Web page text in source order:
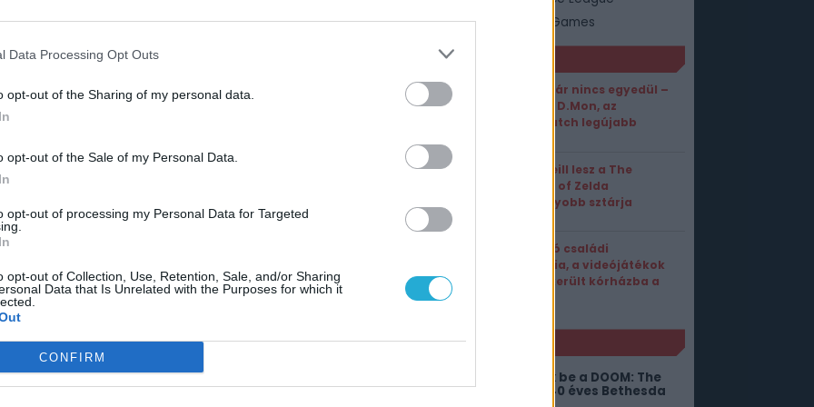
Data Processing Opt Outs
opt-out of the Sharing of my personal data.
opt-out of the Sale of my Personal Data.
opt-out of processing my Personal Data for Targeted
opt-out of Collection, Use, Retention, Sale, and/or Sharing
Data that Is Unrelated with the Purposes for which it
CONFIRM
borsosnak tűnhet, de mivel egy szabadon
hőst és gonosztevőt, valamint rengeteg
teljesen reális ez az összeg. Ti azonnal
egy nagyobb leárazásra?
hogy a PC Guru tartalmairól véletlenül
Batman játékkal az egyik nagy
Deluxe-kiadása, hogy elő is
TT Games
Warner Bros. Games
ESPORT1 HÍREK
D.Va már nincs egyedül –
Érkezik D.Mon, az
Overwatch legújabb
Sam Neill lesz a The
Legend of Zelda
legnagyobb sztárja
Sokkoló családi
tragédia, a videójátékok
miatt került kórházba a
AJÁNLÓ
Fillérekért szerezhetitek be a DOOM: The
Dark Ages DLC-jét és a 40 éves Bethesda